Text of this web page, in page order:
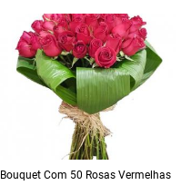
Bouquet Com 50 Rosas Vermelhas